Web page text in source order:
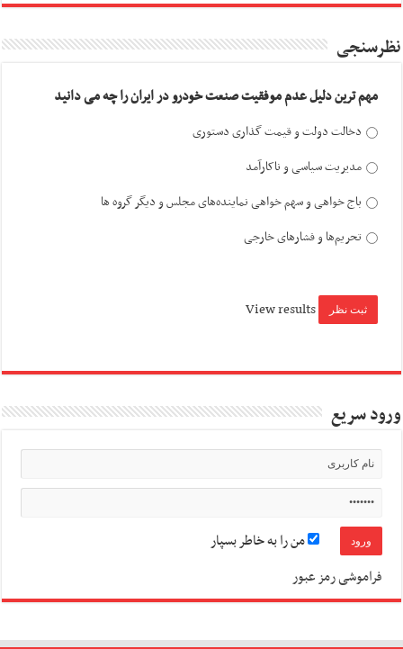
نظرسنجی
مهم ترین دلیل عدم موفقیت صنعت خودرو در ایران را چه می دانید
دخالت دولت و قیمت گذاری دستوری
مدیریت سیاسی و ناکارآمد
باج خواهی و سهم خواهی نماینده‌های مجلس و دیگر گروه ها
تحریم‌ها و فشارهای خارجی
View results
ورود سریع
من را به خاطر بسپار
فراموشی رمز عبور